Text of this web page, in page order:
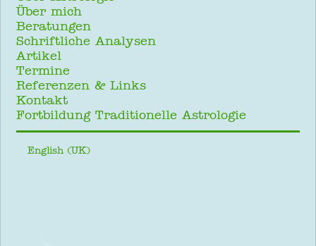
Über mich
Beratungen
Schriftliche Analysen
Artikel
Termine
Referenzen & Links
Kontakt
Fortbildung Traditionelle Astrologie
Sprache auswählen
English (UK)